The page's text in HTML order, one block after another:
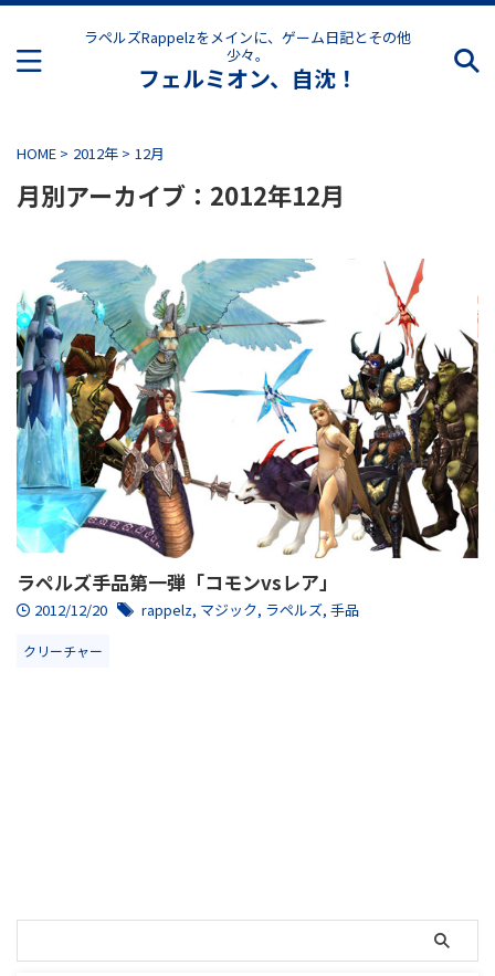
ラペルズRappelzをメインに、ゲーム日記とその他
少々。
フェルミオン、自沈！
HOME > 2012年 > 12月
月別アーカイブ：2012年12月
ラペルズ手品第一弾「コモンvsレア」
2012/12/20 rappelz, マジック, ラペルズ, 手品
クリーチャー